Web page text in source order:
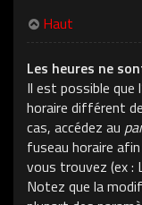
Haut
Les heures ne
Il est possible que
horaire différent
cas, accédez au
fuseau horaire
vous trouvez (ex :
Notez que la